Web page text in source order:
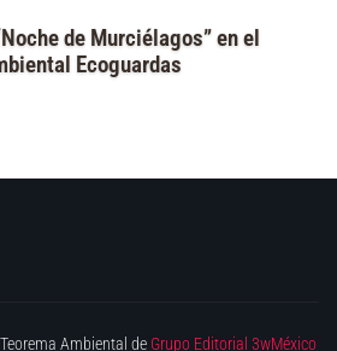
de Murciélagos” en el
Ecoguardas
Ambiental de Grupo Editorial 3wMéxico